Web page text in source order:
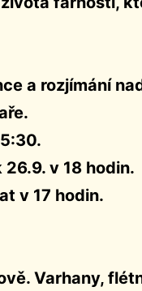
a rozjímání
v 18 hodin.
v 17 hodin.
Varhany,